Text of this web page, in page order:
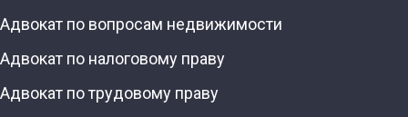
Адвокат по вопросам недвижимости
Адвокат по налоговому праву
Адвокат по трудовому праву